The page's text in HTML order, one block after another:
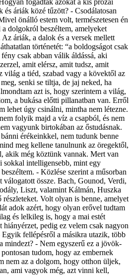
fogadták azokat a kis prózai
és áriák közé tűzött? - Csodálatosan
önálló estem volt, természetesen én
dolgokról beszéltem, amelyeket
áriák, a dalok és a versek mellett
történetét: “a boldogságot csak
csak abban válik áldássá, aki
amit elérsz, amit tudsz, amit
világ a tiéd, szabad vagy a kövektől az
senki se tiltja, de jaj neked, ha
azt is, hogy szerintem a világ,
a bukása előtti pillanatban van. Erről
lehet úgy csinálni, mintha nem létezne.
folyik majd a víz a csapból, és nem
vagyunk birtokában az őstudásnak.
érékeinkkel, nem tudunk benne
meg kellene tanulnunk az öregektől,
akik még köztünk vannak. Mert van
sokkal intelligensebb, mint egy
- Közlése szerint a műsorban
válogatott össze. Bach, Gounod, Verdi,
Liszt, valamint Kálmán, Huszka
Volt olyan is benne, amelyet
adok azért, hogy olyan erővel tudtam
és lelkileg is, hogy a mai estét
hiányérzet, pedig ez velem csak nagyon
fellépésről a másikra utazik, több
mindezt? - Nem egyszerű ez a jövök-
tudom, hogy az embernek
nem az a dolgom, hogy otthon üljek,
ami vagyok még, azt vinni kell,